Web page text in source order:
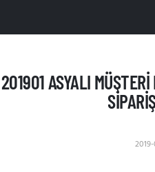
201901 ASYALI